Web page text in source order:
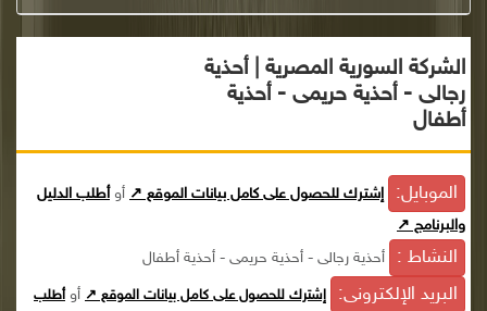
الشركة السورية المصرية | أحذية
رجالى - أحذية حريمى - أحذية
أطفال
الموبايل: إشترك للحصول على كامل بيانات الموقع ↗ أوأطلب الدليل
والبرنامج ↗
النشاط : أحذية رجالى - أحذية حريمى - أحذية أطفال
البريد الإلكترونى: إشترك للحصول على كامل بيانات الموقع ↗ أوأطلب